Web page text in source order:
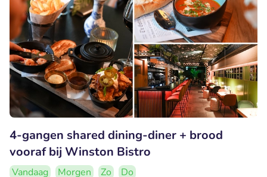
4-gangen shared dining-diner + brood
vooraf bij Winston Bistro
Vandaag Morgen Zo
Do